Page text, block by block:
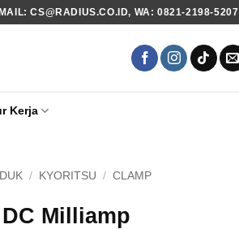
CS@RADIUS.CO.ID, WA: 0821-2198-5207
Kerja
/ KYORITSU / CLAMP
Milliamp